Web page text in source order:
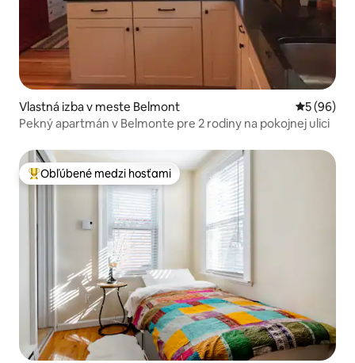
Vlastná izba v meste Belmont
5 (96)
Pekný apartmán v Belmonte pre 2 rodiny na pokojnej ulici
Najobľúbenejšie medzi hosťami
Obľúbené medzi hosťami